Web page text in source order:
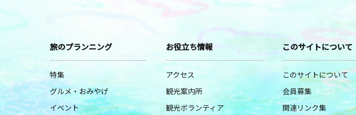
旅のプランニング
特集
グルメ・おみやげ
イベント
お役立ち情報
アクセス
観光案内所
観光ボランティア
このサイトについて
このサイトについて
会員募集
関連リンク集